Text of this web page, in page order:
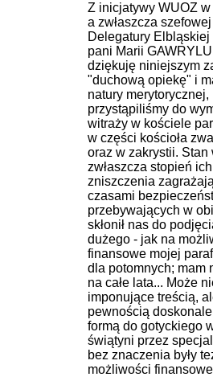
Z inicjatywy WUOZ w
a zwłaszcza szefowej
Delegatury Elbląskiej
pani Marii
dziękuję niniejszym
"duchową opiekę" i
natury merytorycznej,
przystąpiliśmy do
witraży w kościele
w części kościoła
oraz w zakrystii. Stan
zwłaszcza stopień ich
zniszczenia
czasami
przebywających w
skłonił nas do
dużego - jak na
finansowe mojej
dla potomnych; mam
na całe lata... Może
imponujące treścią,
pewnością
formą do gotyckiego
świątyni przez
bez znaczenia były
możliwości